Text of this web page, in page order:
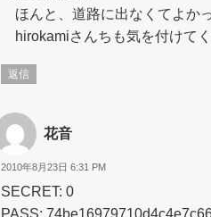
ほんと、道路に出なくてよか
hirokamiさんちも気を付けてく
返信
花音
2010年8月23日 6:31 PM
SECRET: 0
PASS: